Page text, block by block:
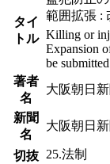
タイ
トル
範囲拡張 :
Killing or
Expansion
be
著者
名
大阪朝日
新聞
名
大阪朝日
切抜
25.法制